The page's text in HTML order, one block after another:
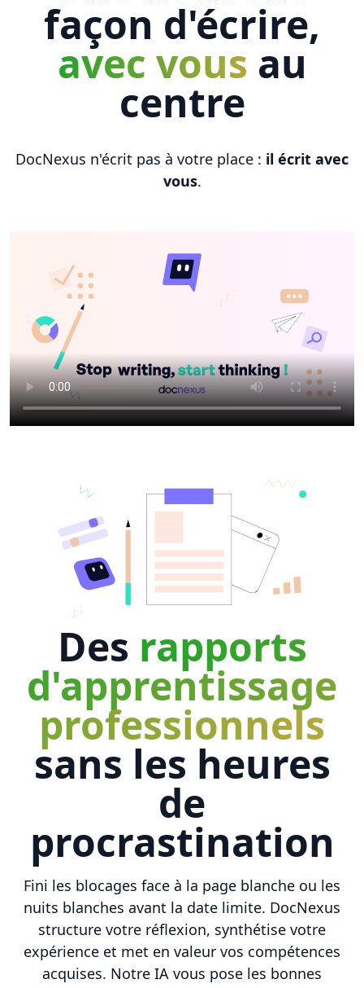
façon d'écrire,
avec vous au
centre
DocNexus n'écrit pas à votre place : il écrit avec
vous.
Des rapports
d'apprentissage
professionnels
sans les heures
de
procrastination
Fini les blocages face à la page blanche ou les
nuits blanches avant la date limite. DocNexus
structure votre réflexion, synthétise votre
expérience et met en valeur vos compétences
acquises. Notre IA vous pose les bonnes